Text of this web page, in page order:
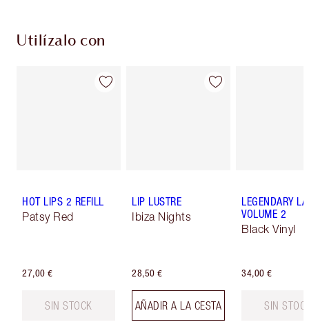
Utilízalo con
HOT LIPS 2 REFILL
Patsy Red
27,00 €
SIN STOCK
LIP LUSTRE
Ibiza Nights
28,50 €
AÑADIR A LA CESTA
LEGENDARY
VOLUME 2
Black Vinyl
34,00 €
SIN